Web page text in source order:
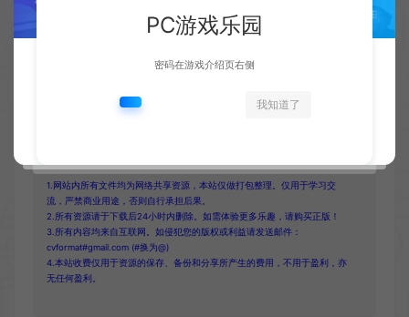
收藏 (0) 点赞 (0)
1.网站内所有文件均为网络共享资源，本站仅做打包整理。仅用于学习交
流，严禁商业用途，否则自行承担后果。
2.所有资源请于下载后24小时内删除。如需体验更多乐趣，请购买正版！
3.所有内容均来自互联网。如侵犯您的版权或利益请发送邮件：
cvformat#gmail.com (#换为@)
4.本站收费仅用于资源的保存、备份和分享所产生的费用，不用于盈利，亦
无任何盈利。
PC游戏乐园
密码在游戏介绍页右侧
我知道了